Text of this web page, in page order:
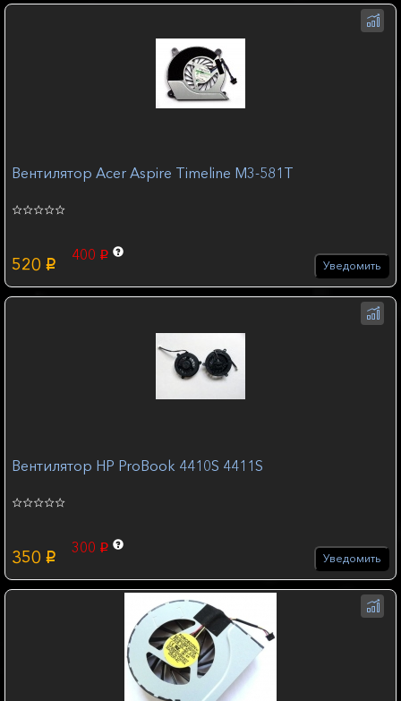
Вентилятор Acer Aspire Timeline M3-581T
520 p
400 p
Уведомить
Вентилятор HP ProBook 4410S 4411S
350 p
300 p
Уведомить